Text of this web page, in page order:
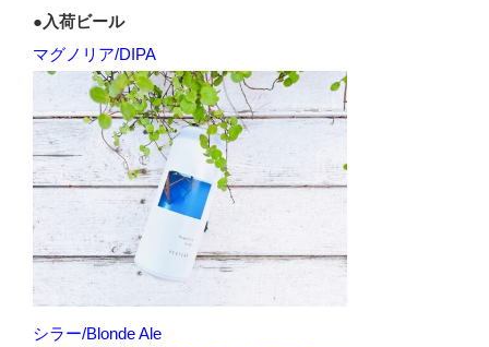
●入荷ビール
マグノリア/DIPA
シラー/Blonde Ale